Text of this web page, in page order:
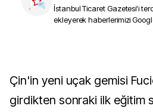
İstanbul Ticaret Gazetesi'i
ekleyerek haberlerimizi
Çin'in yeni uçak gemisi Fucien'in, hizmete
girdikten sonraki ilk eğitim